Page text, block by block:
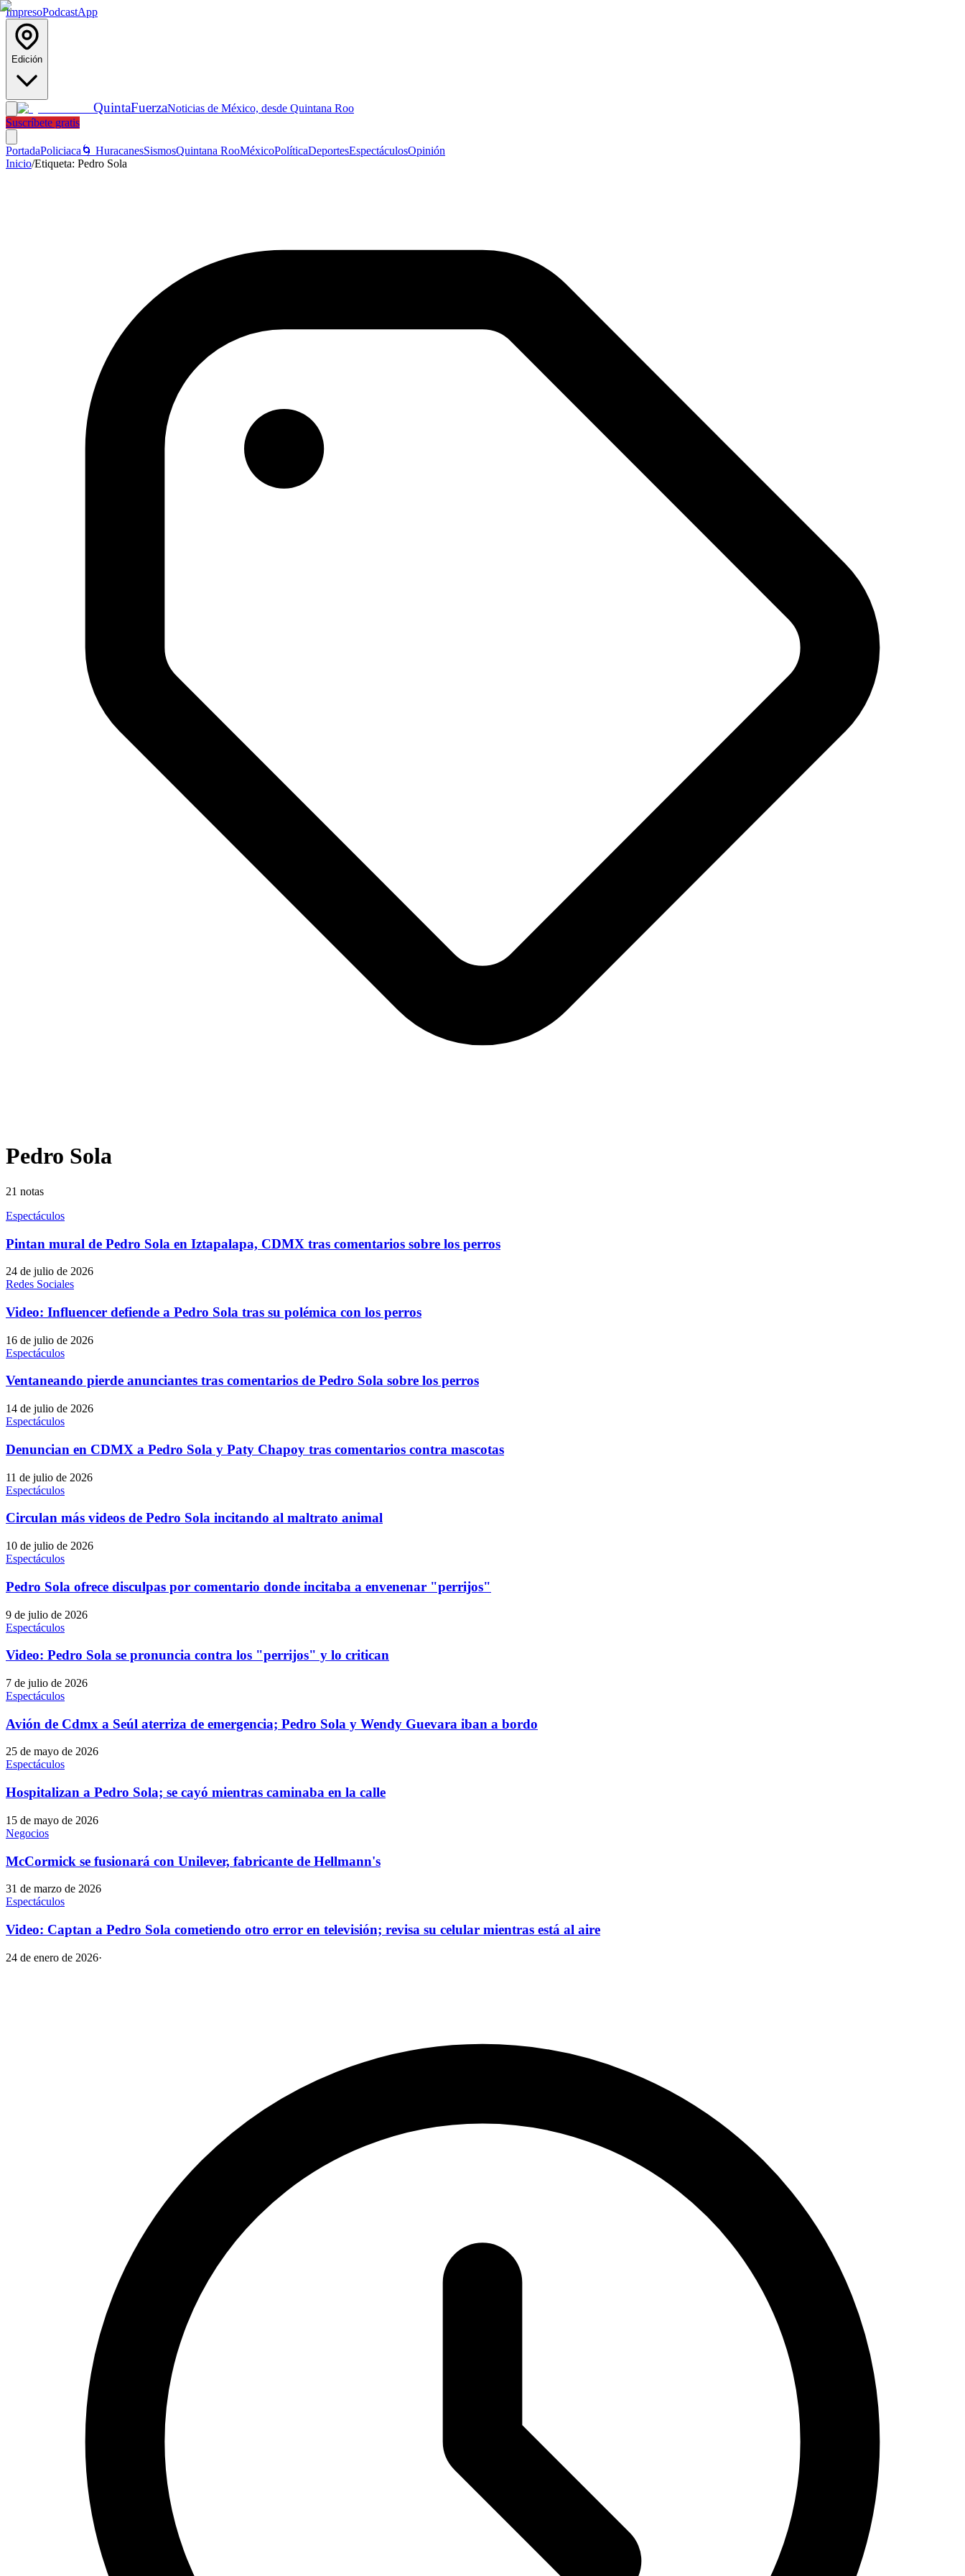
ImpresoPodcastApp
Edición
QuintaFuerzaNoticias de México, desde Quintana Roo
Suscríbete gratis
PortadaPoliciaca 🌀 HuracanesSismosQuintana RooMéxicoPolíticaDeportesEspectáculosOpinión
Inicio/Etiqueta: Pedro Sola
Pedro Sola
21 notas
Espectáculos
Pintan mural de Pedro Sola en Iztapalapa, CDMX tras comentarios sobre los perros
24 de julio de 2026
Redes Sociales
Video: Influencer defiende a Pedro Sola tras su polémica con los perros
16 de julio de 2026
Espectáculos
Ventaneando pierde anunciantes tras comentarios de Pedro Sola sobre los perros
14 de julio de 2026
Espectáculos
Denuncian en CDMX a Pedro Sola y Paty Chapoy tras comentarios contra mascotas
11 de julio de 2026
Espectáculos
Circulan más videos de Pedro Sola incitando al maltrato animal
10 de julio de 2026
Espectáculos
Pedro Sola ofrece disculpas por comentario donde incitaba a envenenar "perrijos"
9 de julio de 2026
Espectáculos
Video: Pedro Sola se pronuncia contra los "perrijos" y lo critican
7 de julio de 2026
Espectáculos
Avión de Cdmx a Seúl aterriza de emergencia; Pedro Sola y Wendy Guevara iban a bordo
25 de mayo de 2026
Espectáculos
Hospitalizan a Pedro Sola; se cayó mientras caminaba en la calle
15 de mayo de 2026
Negocios
McCormick se fusionará con Unilever, fabricante de Hellmann's
31 de marzo de 2026
Espectáculos
Video: Captan a Pedro Sola cometiendo otro error en televisión; revisa su celular mientras está al aire
24 de enero de 2026·